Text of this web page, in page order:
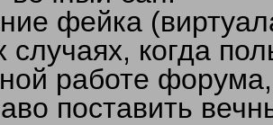
фейка
когда
работе
поставить